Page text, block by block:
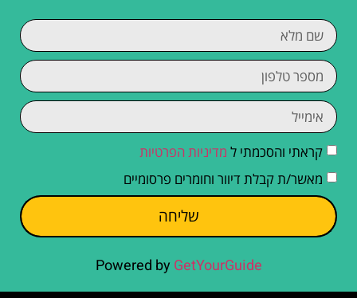
קראתי והסכמתי ל מדיניות הפרטיות
מאשר/ת קבלת דיוור וחומרים פרסומיים
שליחה
Powered by GetYourGuide